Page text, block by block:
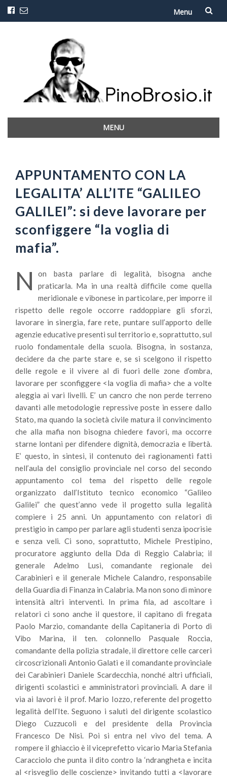
Menu
contenuto
MENU
APPUNTAMENTO CON LA
LEGALITA’ ALL’ITE “GALILEO
GALILEI”: si deve lavorare per
sconfiggere “la voglia di
mafia”.
N
on basta parlare di legalità, bisogna anche
praticarla. Ma in una realtà difficile come quella
meridionale e vibonese in particolare, per imporre il
rispetto delle regole occorre raddoppiare gli sforzi,
lavorare in sinergia, fare rete, puntare sull’apporto delle
agenzie educative presenti sul territorio e, soprattutto, sul
ruolo fondamentale della scuola. Bisogna, in sostanza,
decidere da che parte stare e, se si scelgono il rispetto
delle regole e il vivere al di fuori delle zone d’ombra,
lavorare per sconfiggere <la voglia di mafia> che a volte
aleggia ai vari livelli. E’ un cancro che non perde terreno
davanti alle metodologie repressive poste in essere dallo
Stato, ma quando la società civile matura il convincimento
che alla mafia non bisogna chiedere favori, ma occorre
starne lontani per difendere dignità, democrazia e libertà.
E’ questo, in sintesi, il contenuto dei ragionamenti fatti
nell’aula del consiglio provinciale nel corso del secondo
appuntamento col tema del rispetto delle regole
organizzato dall’Istituto tecnico economico “Galileo
Galilei” che quest’anno vede il progetto sulla legalità
compiere i 25 anni. Un appuntamento con relatori di
prestigio in campo per parlare agli studenti senza ipocrisie
e senza veli. Ci sono, soprattutto, Michele Prestipino,
procuratore aggiunto della Dda di Reggio Calabria; il
generale Adelmo Lusi, comandante regionale dei
Carabinieri e il generale Michele Calandro, responsabile
della Guardia di Finanza in Calabria. Ma non sono di minore
intensità altri interventi. In prima fila, ad ascoltare i
relatori ci sono anche il questore, il capitano di fregata
Paolo Marzio, comandante della Capitaneria di Porto di
Vibo Marina, il ten. colonnello Pasquale Roccia,
comandante della polizia stradale, il direttore celle carceri
circoscrizionali Antonio Galati e il comandante provinciale
dei Carabinieri Daniele Scardecchia, nonché altri ufficiali,
dirigenti scolastici e amministratori provinciali. A dare il
via ai lavori è il prof. Mario Iozzo, referente del progetto
legalità dell’Ite. Seguono i saluti del dirigente scolastico
Diego Cuzzucoli e del presidente della Provincia
Francesco De Nisi. Poi si entra nel vivo del tema. A
rompere il ghiaccio è il viceprefetto vicario Maria Stefania
Caracciolo che punta il dito contro la ‘ndrangheta e incita
al <risveglio delle coscienze> invitando tutti a <lavorare